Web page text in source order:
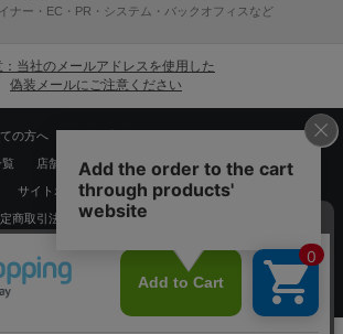
ナー・EC・PR・システム・バックオフィスなど
：当社のメールアドレスを使用した
偽装メールにご注意ください
の方へ
店舗検索 企業情報 株主優待制度
サイトポリシー プライバシーポリシー
商取引法に基づく表記
© WORLD CO.,LTD. All rights reserved.
スマートフォン ｜PC